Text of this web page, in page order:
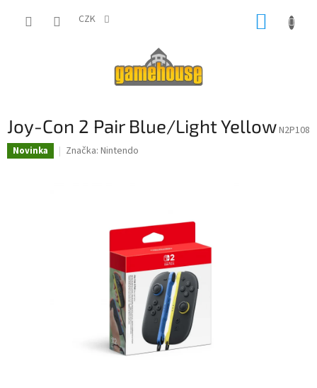
CZK
Joy-Con 2 Pair Blue/Light YellowN2P108
Novinka Značka: Nintendo